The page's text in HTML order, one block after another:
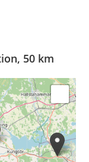
50 km